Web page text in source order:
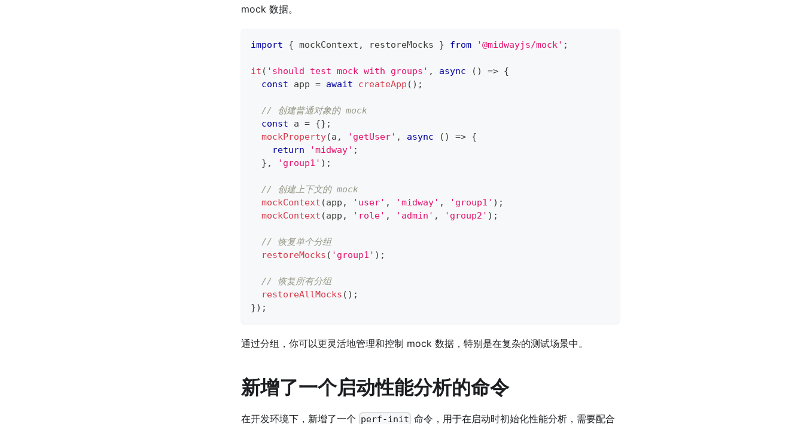
mock 数据。
import { mockContext , restoreMocks } from '@midwayjs/mock' ;
it ( 'should test mock with groups' , async ( ) => {
const app = await createApp ( ) ;
// 创建普通对象的 mock
const a = {} ;
mockProperty(a , 'getUser' , async ( ) => {
return
'midway' ;
} , 'group1' ) ;
// 创建上下文的 mock
mockContext (app , 'user' , 'midway' , 'group1' ) ;
mockContext (app , 'role' , 'admin' , 'group2' ) ;
// 恢复单个分组
restoreMocks ( 'group1' ) ;
// 恢复所有分组
restoreAllMocks ( ) ;
}) ;
通过分组，你可以更灵活地管理和控制 mock 数据，特别是在复杂的测试场景中。
新增了一个启动性能分析的命令
在开发环境下，新增了一个 perf-init 命令，用于在启动时初始化性能分析，需要配合